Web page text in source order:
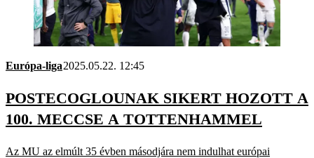
Európa-liga2025.05.22. 12:45
POSTECOGLOUNAK SIKERT HOZOTT A
100. MECCSE A TOTTENHAMMEL
Az MU az elmúlt 35 évben másodjára nem indulhat európai